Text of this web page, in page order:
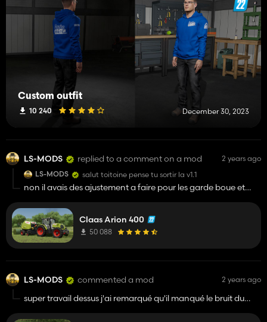
Custom outfit
10 240 December 30, 2023
LS-MODS replied to a comment on a mod
2 years ago
LS-MODS
salut toitoine pense tu sortir la v1.1
non il avais des ajustement a faire pour les garde boue et
Claas Arion 400
50 088
LS-MODS commented a mod 2 years ago
super travail dessus j'ai remarqué qu'il manqué le bruit du